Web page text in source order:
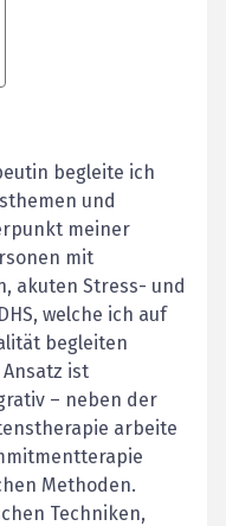
begleite ich
und
meiner
mit
akuten Stress- und
welche ich auf
begleiten
ist
– neben der
arbeite
Methoden.
Techniken,